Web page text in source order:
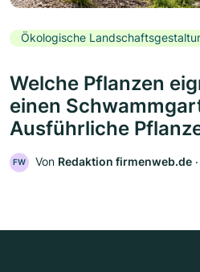
Ökologische
Welche Pflanzen
einen
Ausführliche
FW Von Redaktion firmenweb.de ‧